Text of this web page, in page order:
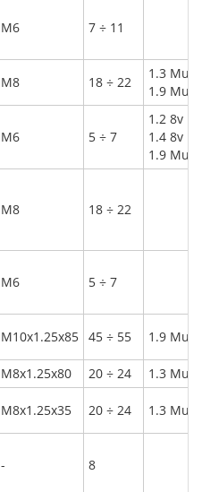
M6 7 ÷ 11
M8 18 ÷ 22
1.3
1.9
M6 5 ÷ 7
1.2 8v
1.4 8v
1.9
M8 18 ÷ 22
M6 5 ÷ 7
M10x1.25x85 45 ÷ 55 1.9
M8x1.25x80 20 ÷ 24
1.3
M8x1.25x35 20 ÷ 24 1.3
- 8